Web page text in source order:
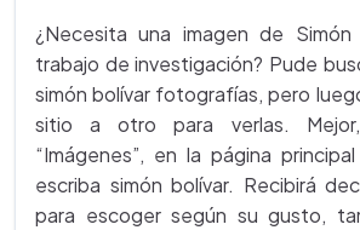
¿Necesita una imagen de
trabajo de investigación? Pude
simón bolívar fotografías, pero
sitio a otro para verlas.
“Imágenes”, en la página
escriba simón bolívar. Recibirá
para escoger según su gusto,